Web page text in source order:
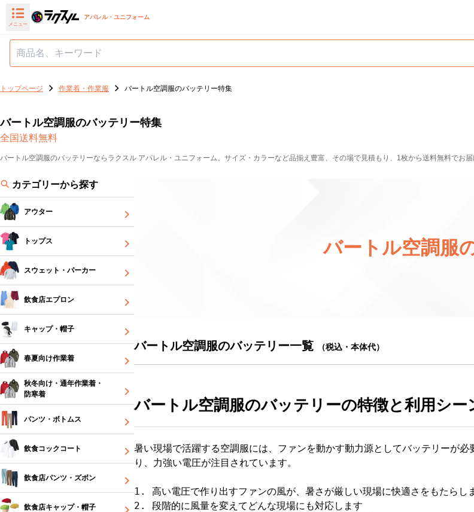
メニュー
アパレル・ユニフォーム
トップページ 作業着・作業服 バートル空調服のバッテリー特集
バートル空調服のバッテリー特集
全国送料無料
バートル空調服のバッテリーならラクスル アパレル・ユニフォーム。サイズ・カラーなど品揃え豊富、その場で見積もり、1枚から送料無料でお届
カテゴリーから探す
アウター
トップス
スウェット・パーカー
飲食店エプロン
キャップ・帽子
春夏向け作業着
秋冬向け・通年作業着・
防寒着
パンツ・ボトムス
飲食コックコート
飲食店パンツ・ズボン
飲食店キャップ・帽子
バートル空調服
バートル空調服のバッテリー一覧 （税込・本体代）
バートル空調服のバッテリーの特徴と利用シー
暑い現場で活躍する空調服には、ファンを動かす動力源としてバッテリーが
り、力強い電圧が注目されています。
1. 高い電圧で作り出すファンの風が、暑さが厳しい現場に快適さをもたらし
2. 段階的に風量を変えてどんな現場にも対応します